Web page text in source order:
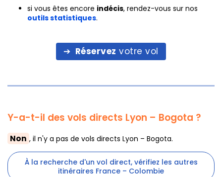
si vous êtes encore indécis, rendez-vous sur nos
outils statistiques.
Réservez votre vol
Y-a-t-il des vols directs Lyon – Bogota ?
Non , il n'y a pas de vols directs Lyon – Bogota.
À la recherche d'un vol direct, vérifiez les autres
itinéraires France – Colombie